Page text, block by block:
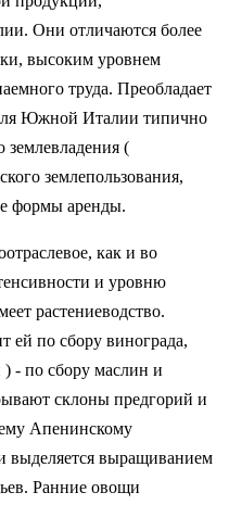
Они отличаются более
высоким уровнем
труда. Преобладает
Южной Италии типично
землевладения (
землепользования,
формы аренды.
как и во
и уровню
растениеводство.
ей по сбору винограда,
- по сбору маслин и
склоны предгорий и
Апенинскому
выделяется выращиванием
Ранние овощи